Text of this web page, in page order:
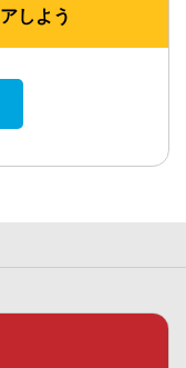
しよう